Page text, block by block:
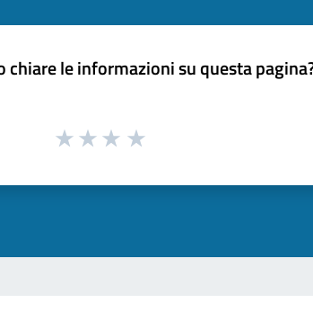
chiare le informazioni su questa